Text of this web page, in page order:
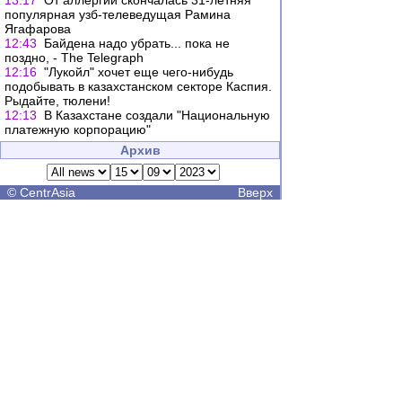
популярная узб-телеведущая Рамина
Ягафарова
12:43
Байдена надо убрать... пока не
поздно, - The Telegraph
12:16 "Лукойл" хочет еще чего-нибудь
подобывать в казахстанском секторе Каспия.
Рыдайте, тюлени!
12:13
В Казахстане создали "Национальную
платежную корпорацию"
Архив
© CentrAsia Вверх